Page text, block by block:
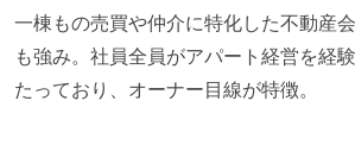
一棟もの売買や仲介に特化した不動産
も強み。社員全員がアパート経営を経
たっており、オーナー目線が特徴。